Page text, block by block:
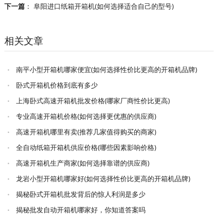
下一篇： 阜阳进口纸箱开箱机(如何选择适合自己的型号)
相关文章
南平小型开箱机哪家便宜(如何选择性价比更高的开箱机品牌)
卧式开箱机价格到底有多少
上海卧式高速开箱机批发价格(哪家厂商性价比更高)
专业高速开箱机价格(如何选择更优惠的供应商)
高速开箱机哪里有卖(推荐几家值得购买的商家)
全自动纸箱开箱机供应价格(哪些因素影响价格)
高速开箱机生产商家(如何选择靠谱的供应商)
龙岩小型开箱机哪家好(如何选择性价比更高的开箱机品牌)
揭秘卧式开箱机批发背后的惊人利润是多少
揭秘批发自动开箱机哪家好，你知道答案吗